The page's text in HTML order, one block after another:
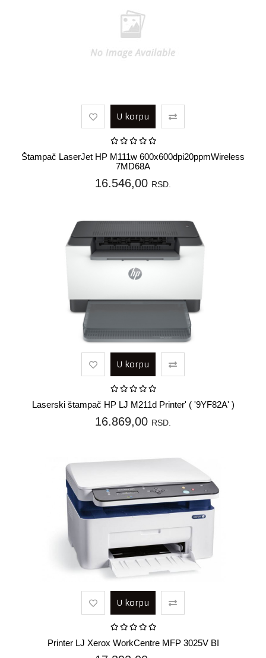
U korpu
Štampač LaserJet HP M111w 600x600dpi20ppmWireless
7MD68A
16.546,00 RSD.
U korpu
Laserski štampač HP LJ M211d Printer' ( '9YF82A' )
16.869,00 RSD.
U korpu
Printer LJ Xerox WorkCentre MFP 3025V BI